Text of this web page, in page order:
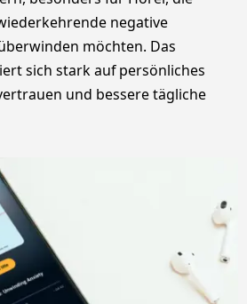
negative
möchten. Das
sich stark auf persönliches
und bessere tägliche